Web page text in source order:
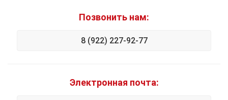
Позвонить нам:
8 (922) 227-92-77
Электронная почта: